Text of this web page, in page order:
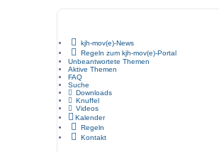
kjh-mov(e)-News
Regeln zum kjh-mov(e)-Portal
Unbeantwortete Themen
Aktive Themen
FAQ
Suche
Downloads
Knuffel
Videos
Kalender
Regeln
Kontakt